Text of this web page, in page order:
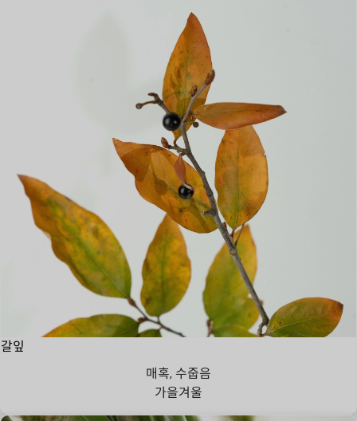
갈잎
매혹, 수줍음
가을겨울